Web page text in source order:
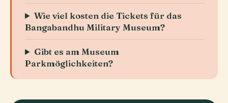
Wie viel kosten die Tickets für das
Bangabandhu Military Museum?
Gibt es am Museum
Parkmöglichkeiten?